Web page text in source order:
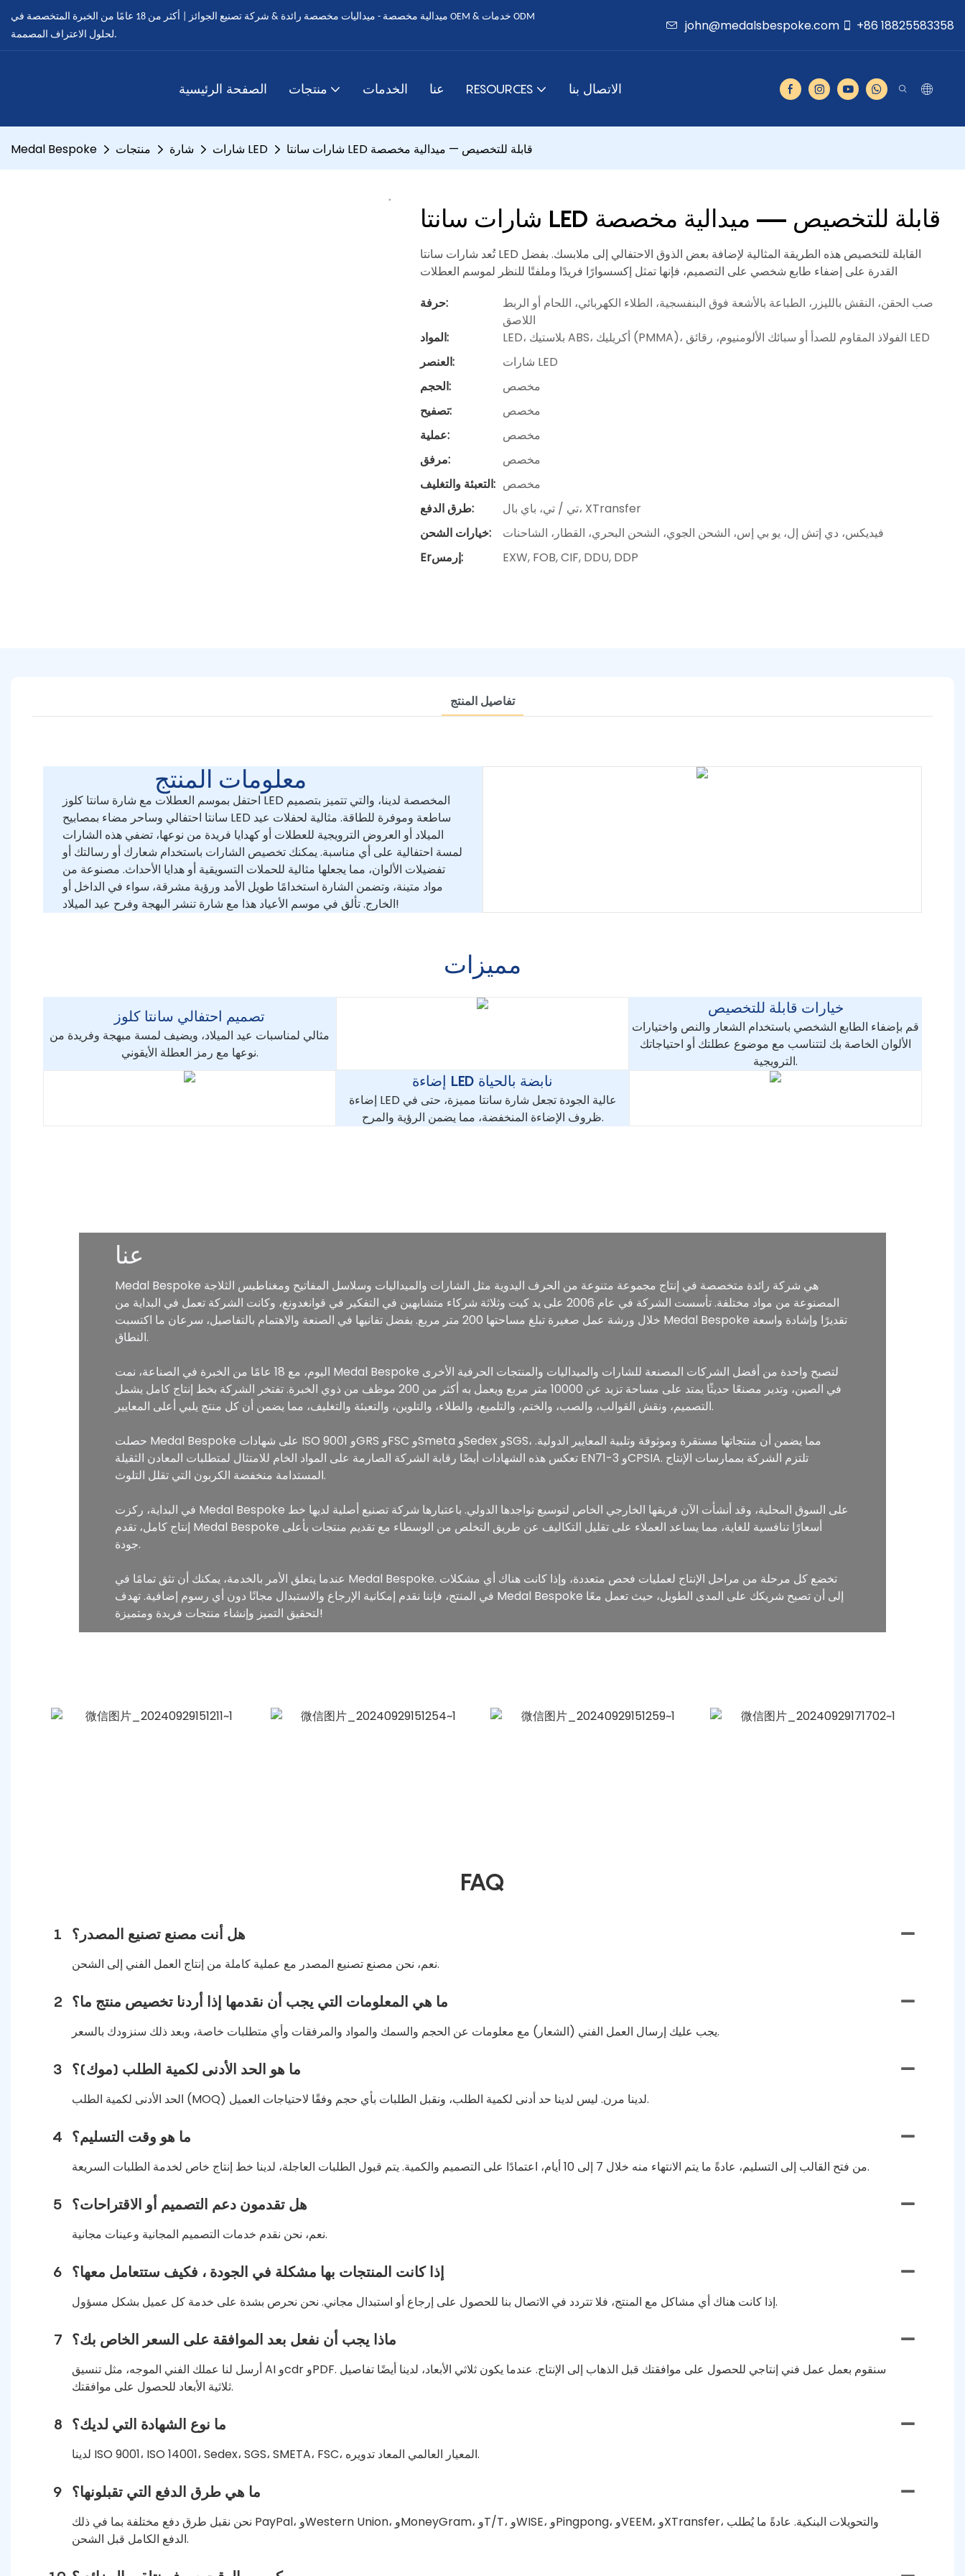
ميدالية مخصصة - ميداليات مخصصة رائدة & شركة تصنيع الجوائز | أكثر من 18 عامًا من الخبرة المتخصصة في OEM & خدمات ODM
لحلول الاعتراف المصممة.
john@medalsbespoke.com +86 18825583358
الصفحة الرئيسية منتجات الخدمات عنا RESOURCES الاتصال بنا
Medal Bespoke منتجات شارة شارات LED شارات سانتا LED قابلة للتخصيص — ميدالية مخصصة
شارات سانتا LED قابلة للتخصيص — ميدالية مخصصة
تُعد شارات سانتا LED القابلة للتخصيص هذه الطريقة المثالية لإضافة بعض الذوق الاحتفالي إلى ملابسك. بفضل
القدرة على إضفاء طابع شخصي على التصميم، فإنها تمثل إكسسوارًا فريدًا وملفتًا للنظر لموسم العطلات
حرفة:
صب الحقن، النقش بالليزر، الطباعة بالأشعة فوق البنفسجية، الطلاء الكهربائي، اللحام أو الربط
اللاصق
المواد:
LED، بلاستيك ABS، أكريليك (PMMA)، الفولاذ المقاوم للصدأ أو سبائك الألومنيوم، رقائق LED
العنصر:
شارات LED
الحجم:
مخصص
تصفيح:
مخصص
عملية:
مخصص
مرفق:
مخصص
التعبئة والتغليف: مخصص
طرق الدفع:
تي / تي، باي بال، XTransfer
خيارات الشحن:
فيديكس، دي إتش إل، يو بي إس، الشحن الجوي، الشحن البحري، القطار، الشاحنات
Erإرمس:
EXW, FOB, CIF, DDU, DDP
تفاصيل المنتج
معلومات المنتج
احتفل بموسم العطلات مع شارة سانتا كلوز LED المخصصة لدينا، والتي تتميز بتصميم
سانتا احتفالي وساحر مضاء بمصابيح LED ساطعة وموفرة للطاقة. مثالية لحفلات عيد
الميلاد أو العروض الترويجية للعطلات أو كهدايا فريدة من نوعها، تضفي هذه الشارات
لمسة احتفالية على أي مناسبة. يمكنك تخصيص الشارات باستخدام شعارك أو رسالتك أو
تفضيلات الألوان، مما يجعلها مثالية للحملات التسويقية أو هدايا الأحداث. مصنوعة من
مواد متينة، وتضمن الشارة استخدامًا طويل الأمد ورؤية مشرقة، سواء في الداخل أو
الخارج. تألق في موسم الأعياد هذا مع شارة تنشر البهجة وفرح عيد الميلاد!
مميزات
تصميم احتفالي سانتا كلوز
مثالي لمناسبات عيد الميلاد، ويضيف لمسة مبهجة وفريدة من
نوعها مع رمز العطلة الأيقوني.
خيارات قابلة للتخصيص
قم بإضفاء الطابع الشخصي باستخدام الشعار والنص واختيارات
الألوان الخاصة بك لتتناسب مع موضوع عطلتك أو احتياجاتك
الترويجية.
إضاءة LED نابضة بالحياة
إضاءة LED عالية الجودة تجعل شارة سانتا مميزة، حتى في
ظروف الإضاءة المنخفضة، مما يضمن الرؤية والمرح.
عنا
Medal Bespoke هي شركة رائدة متخصصة في إنتاج مجموعة متنوعة من الحرف اليدوية مثل الشارات والميداليات وسلاسل المفاتيح ومغناطيس الثلاجة
المصنوعة من مواد مختلفة. تأسست الشركة في عام 2006 على يد كيت وثلاثة شركاء متشابهين في التفكير في قوانغدونغ، وكانت الشركة تعمل في البداية من
خلال ورشة عمل صغيرة تبلغ مساحتها 200 متر مربع. بفضل تفانيها في الصنعة والاهتمام بالتفاصيل، سرعان ما اكتسبت Medal Bespoke تقديرًا وإشادة واسعة
النطاق.
اليوم، مع 18 عامًا من الخبرة في الصناعة، نمت Medal Bespoke لتصبح واحدة من أفضل الشركات المصنعة للشارات والميداليات والمنتجات الحرفية الأخرى
في الصين، وتدير مصنعًا حديثًا يمتد على مساحة تزيد عن 10000 متر مربع ويعمل به أكثر من 200 موظف من ذوي الخبرة. تفتخر الشركة بخط إنتاج كامل يشمل
التصميم، ونقش القوالب، والصب، والختم، والتلميع، والطلاء، والتلوين، والتعبئة والتغليف، مما يضمن أن كل منتج يلبي أعلى المعايير.
حصلت Medal Bespoke على شهادات ISO 9001 وGRS وFSC وSmeta وSedex وSGS، مما يضمن أن منتجاتها مستقرة وموثوقة وتلبية المعايير الدولية.
تعكس هذه الشهادات أيضًا رقابة الشركة الصارمة على المواد الخام للامتثال لمتطلبات المعادن الثقيلة EN71-3 وCPSIA. تلتزم الشركة بممارسات الإنتاج
المستدامة منخفضة الكربون التي تقلل التلوث.
في البداية، ركزت Medal Bespoke على السوق المحلية، وقد أنشأت الآن فريقها الخارجي الخاص لتوسيع تواجدها الدولي. باعتبارها شركة تصنيع أصلية لديها خط
إنتاج كامل، تقدم Medal Bespoke أسعارًا تنافسية للغاية، مما يساعد العملاء على تقليل التكاليف عن طريق التخلص من الوسطاء مع تقديم منتجات بأعلى
جودة.
عندما يتعلق الأمر بالخدمة، يمكنك أن تثق تمامًا في Medal Bespoke. تخضع كل مرحلة من مراحل الإنتاج لعمليات فحص متعددة، وإذا كانت هناك أي مشكلات
في المنتج، فإننا نقدم إمكانية الإرجاع والاستبدال مجانًا دون أي رسوم إضافية. تهدف Medal Bespoke إلى أن تصبح شريكك على المدى الطويل، حيث تعمل معًا
لتحقيق التميز وإنشاء منتجات فريدة ومتميزة!
FAQ
1 هل أنت مصنع تصنيع المصدر؟
نعم، نحن مصنع تصنيع المصدر مع عملية كاملة من إنتاج العمل الفني إلى الشحن.
2 ما هي المعلومات التي يجب أن نقدمها إذا أردنا تخصيص منتج ما؟
يجب عليك إرسال العمل الفني (الشعار) مع معلومات عن الحجم والسمك والمواد والمرفقات وأي متطلبات خاصة، وبعد ذلك سنزودك بالسعر.
3 ما هو الحد الأدنى لكمية الطلب (موك)؟
الحد الأدنى لكمية الطلب (MOQ) لدينا مرن. ليس لدينا حد أدنى لكمية الطلب، ونقبل الطلبات بأي حجم وفقًا لاحتياجات العميل.
4 ما هو وقت التسليم؟
من فتح القالب إلى التسليم، عادةً ما يتم الانتهاء منه خلال 7 إلى 10 أيام، اعتمادًا على التصميم والكمية. يتم قبول الطلبات العاجلة، لدينا خط إنتاج خاص لخدمة الطلبات السريعة.
5 هل تقدمون دعم التصميم أو الاقتراحات؟
نعم، نحن نقدم خدمات التصميم المجانية وعينات مجانية.
6 إذا كانت المنتجات بها مشكلة في الجودة ، فكيف ستتعامل معها؟
إذا كانت هناك أي مشاكل مع المنتج، فلا تتردد في الاتصال بنا للحصول على إرجاع أو استبدال مجاني. نحن نحرص بشدة على خدمة كل عميل بشكل مسؤول.
7 ماذا يجب أن نفعل بعد الموافقة على السعر الخاص بك؟
أرسل لنا عملك الفني الموجه، مثل تنسيق AI وcdr وPDF. سنقوم بعمل عمل فني إنتاجي للحصول على موافقتك قبل الذهاب إلى الإنتاج. عندما يكون ثلاثي الأبعاد، لدينا أيضًا تفاصيل
ثلاثية الأبعاد للحصول على موافقتك.
8 ما نوع الشهادة التي لديك؟
لدينا ISO 9001، ISO 14001، Sedex، SGS، SMETA، FSC، المعيار العالمي المعاد تدويره.
9 ما هي طرق الدفع التي تقبلونها؟
نحن نقبل طرق دفع مختلفة بما في ذلك PayPal، وWestern Union، وMoneyGram، وT/T، وWISE، وPingpong، وVEEM، وXTransfer، والتحويلات البنكية. عادةً ما يُطلب
الدفع الكامل قبل الشحن.